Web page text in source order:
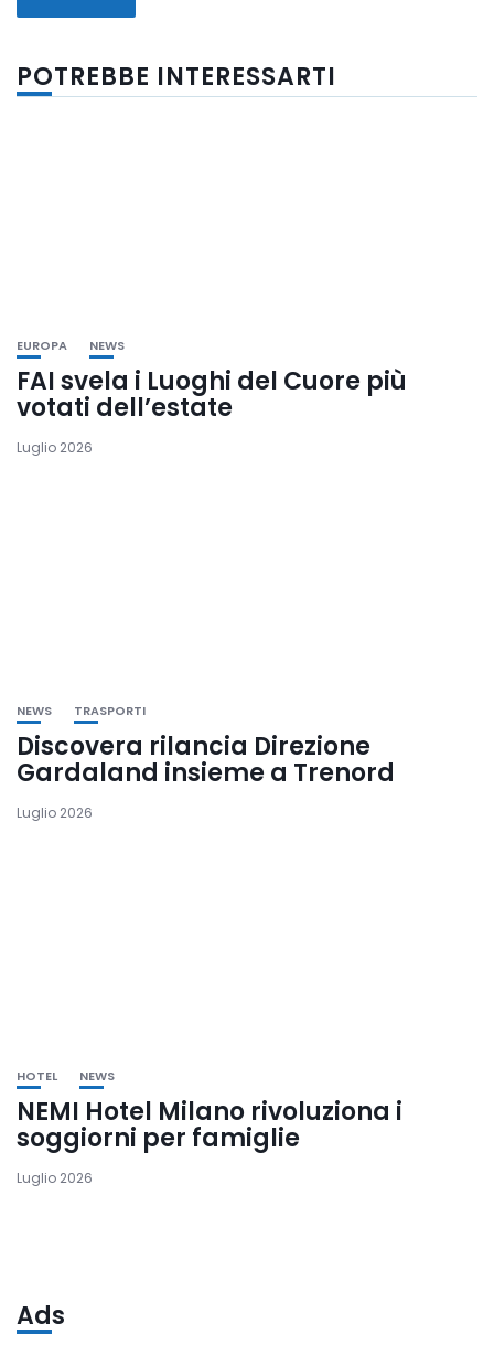
POTREBBE INTERESSARTI
EUROPA NEWS
FAI svela i Luoghi del Cuore più
votati dell’estate
Luglio 2026
NEWS TRASPORTI
Discovera rilancia Direzione
Gardaland insieme a Trenord
Luglio 2026
HOTEL NEWS
NEMI Hotel Milano rivoluziona i
soggiorni per famiglie
Luglio 2026
Ads